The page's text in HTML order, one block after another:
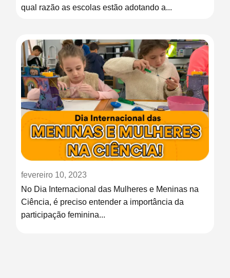
qual razão as escolas estão adotando a...
fevereiro 10, 2023
No Dia Internacional das Mulheres e Meninas na
Ciência, é preciso entender a importância da
participação feminina...